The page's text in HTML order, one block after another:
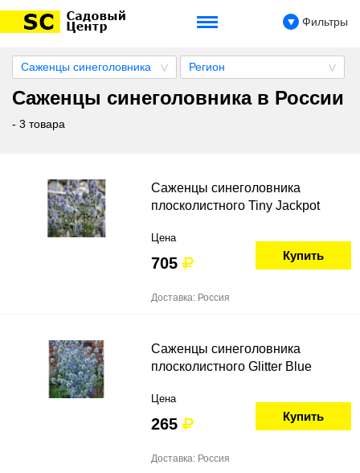
Фильтры
Саженцы синеголовника Регион
Саженцы синеголовника в России
- 3 товара
Саженцы синеголовника
плосколистного Tiny Jackpot
Цена
705 Купить
Доставка: Россия
Саженцы синеголовника
плосколистного Glitter Blue
Цена
265 Купить
Доставка: Россия